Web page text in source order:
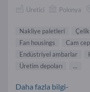
Üretici Polonya
Nakliye paletleri
Fan housings
Cam
Endüstriyel ambarlar
Üretim depoları
...
Daha fazla bilgi-